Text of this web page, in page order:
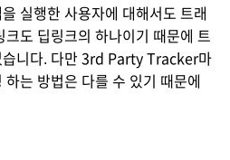
실행한 사용자에 대해서도 트래
크도 딥링크의 하나이기 때문에 트
습니다. 다만 3rd Party Tracker마
는 방법은 다를 수 있기 때문에